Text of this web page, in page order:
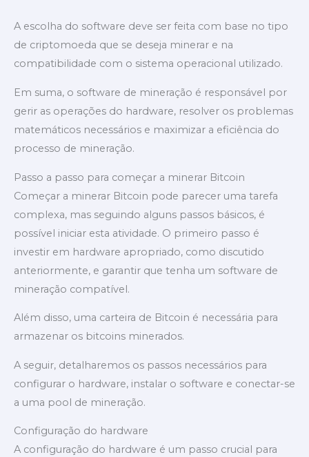
A escolha do software deve ser feita com base no tipo
de criptomoeda que se deseja minerar e na
compatibilidade com o sistema operacional utilizado.
Em suma, o software de mineração é responsável por
gerir as operações do hardware, resolver os problemas
matemáticos necessários e maximizar a eficiência do
processo de mineração.
Passo a passo para começar a minerar Bitcoin
Começar a minerar Bitcoin pode parecer uma tarefa
complexa, mas seguindo alguns passos básicos, é
possível iniciar esta atividade. O primeiro passo é
investir em hardware apropriado, como discutido
anteriormente, e garantir que tenha um software de
mineração compatível.
Além disso, uma carteira de Bitcoin é necessária para
armazenar os bitcoins minerados.
A seguir, detalharemos os passos necessários para
configurar o hardware, instalar o software e conectar-se
a uma pool de mineração.
Configuração do hardware
A configuração do hardware é um passo crucial para